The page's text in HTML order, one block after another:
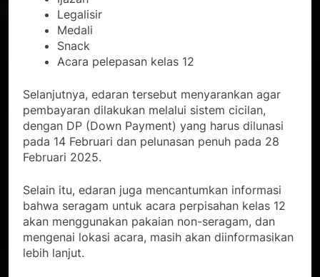
Legalisir
Medali
Snack
Acara pelepasan kelas 12
Selanjutnya, edaran tersebut menyarankan agar
pembayaran dilakukan melalui sistem cicilan,
dengan DP (Down Payment) yang harus dilunasi
pada 14 Februari dan pelunasan penuh pada 28
Februari 2025.
Selain itu, edaran juga mencantumkan informasi
bahwa seragam untuk acara perpisahan kelas 12
akan menggunakan pakaian non-seragam, dan
mengenai lokasi acara, masih akan diinformasikan
lebih lanjut.